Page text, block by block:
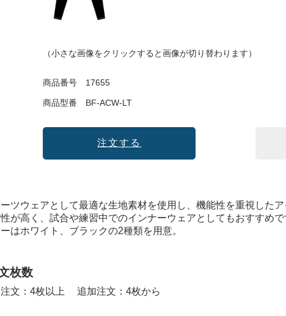
（小さな画像をクリックすると画像が切り替わります）
商品番号 17655
商品型番 BF-ACW-LT
注文する
ツウェアとして最適な生地素材を使用し、機能性を重視した
が高く、試合や練習中でのインナーウェアとしてもおすすめ
はホワイト、ブラックの2種類を用意。
枚数
文：4枚以上 追加注文：4枚から